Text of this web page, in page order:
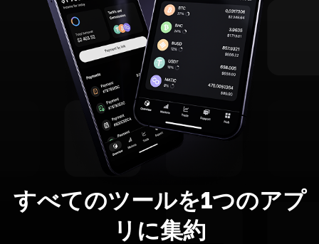
すべてのツールを1つのアプ
リに集約